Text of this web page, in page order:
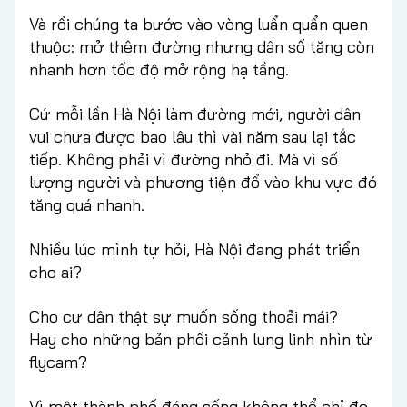
Và rồi chúng ta bước vào vòng luẩn quẩn quen
thuộc: mở thêm đường nhưng dân số tăng còn
nhanh hơn tốc độ mở rộng hạ tầng.
Cứ mỗi lần Hà Nội làm đường mới, người dân
vui chưa được bao lâu thì vài năm sau lại tắc
tiếp. Không phải vì đường nhỏ đi. Mà vì số
lượng người và phương tiện đổ vào khu vực đó
tăng quá nhanh.
Nhiều lúc mình tự hỏi, Hà Nội đang phát triển
cho ai?
Cho cư dân thật sự muốn sống thoải mái?
Hay cho những bản phối cảnh lung linh nhìn từ
flycam?